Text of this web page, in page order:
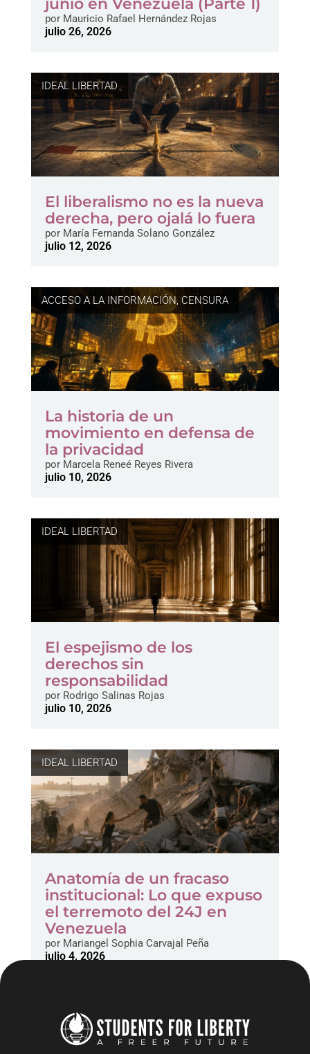
porMauricio Rafael Hernández Rojas
julio 26, 2026
IDEAL LIBERTAD
El liberalismo no es la nueva
derecha, pero ojalá lo fuera
porMaría Fernanda Solano González
julio 12, 2026
ACCESO A LA INFORMACIÓN,CENSURA
La historia de un
movimiento en defensa de
la privacidad
porMarcela Reneé Reyes Rivera
julio 10, 2026
IDEAL LIBERTAD
El espejismo de los
derechos sin
responsabilidad
porRodrigo Salinas Rojas
julio 10, 2026
IDEAL LIBERTAD
Anatomía de un fracaso
institucional: Lo que expuso
el terremoto del 24J en
Venezuela
porMariangel Sophia Carvajal Peña
julio 4, 2026